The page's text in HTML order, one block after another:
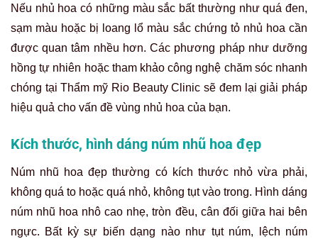
Nếu nhủ hoa có những màu sắc bất thường như quá đen,
sạm màu hoặc bị loang lổ màu sắc chứng tỏ nhủ hoa cần
được quan tâm nhều hơn. Các phương pháp như dưỡng
hồng tự nhiên hoặc tham khảo công nghệ chăm sóc nhanh
chóng tại Thẩm mỹ Rio Beauty Clinic sẽ đem lại giải pháp
hiệu quả cho vấn đề vùng nhủ hoa của bạn.
Kích thước, hình dáng núm nhũ hoa đẹp
Núm nhũ hoa đẹp thường có kích thước nhỏ vừa phải,
không quá to hoặc quá nhỏ, không tụt vào trong. Hình dáng
núm nhũ hoa nhô cao nhẹ, tròn đều, cân đối giữa hai bên
ngực. Bất kỳ sự biến dạng nào như tụt núm, lệch núm